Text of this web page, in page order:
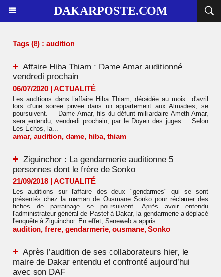
DAKARPOSTE.COM
Tags (8) : audition
Affaire Hiba Thiam : Dame Amar auditionné
vendredi prochain
06/07/2020 | ACTUALITÉ
Les auditions dans l’affaire Hiba Thiam, décédée au mois d'avril
lors d’une soirée privée dans un appartement aux Almadies, se
poursuivent. Dame Amar, fils du défunt milliardaire Ameth Amar,
sera entendu, vendredi prochain, par le Doyen des juges. Selon
Les Échos, la...
amar, audition, dame, hiba, thiam
Ziguinchor : La gendarmerie auditionne 5
personnes dont le frère de Sonko
21/09/2018 | ACTUALITÉ
Les auditions sur l'affaire des deux "gendarmes" qui se sont
présentés chez la maman de Ousmane Sonko pour réclamer des
fiches de parrainage se poursuivent. Après avoir entendu
l'administrateur général de Pastef à Dakar, la gendarmerie a déplacé
l'enquête à Ziguinchor. En effet, Seneweb a appris...
audition, frere, gendarmerie, ousmane, Sonko
Après l’audition de ses collaborateurs hier, le
maire de Dakar entendu et confronté aujourd’hui
avec son DAF